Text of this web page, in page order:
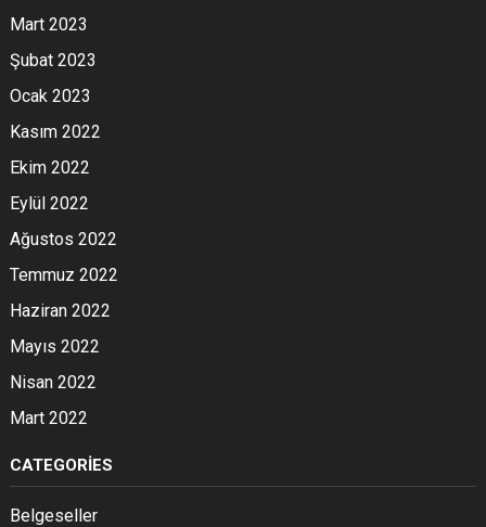
Mart 2023
Şubat 2023
Ocak 2023
Kasım 2022
Ekim 2022
Eylül 2022
Ağustos 2022
Temmuz 2022
Haziran 2022
Mayıs 2022
Nisan 2022
Mart 2022
CATEGORIES
Belgeseller